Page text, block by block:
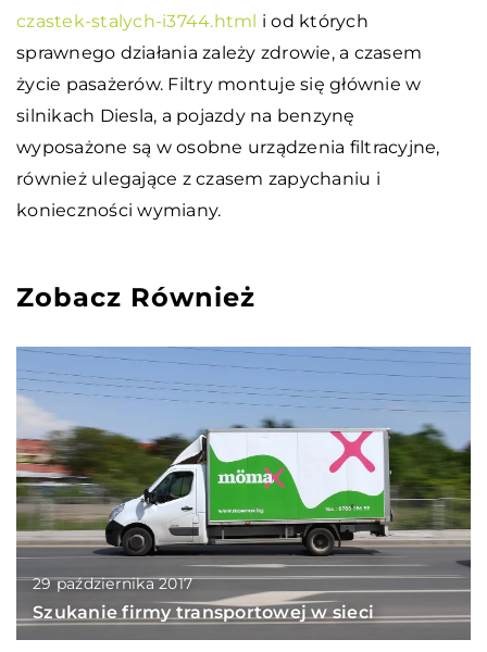
czastek-stalych-i3744.html i od których
sprawnego działania zależy zdrowie, a czasem
życie pasażerów. Filtry montuje się głównie w
silnikach Diesla, a pojazdy na benzynę
wyposażone są w osobne urządzenia filtracyjne,
również ulegające z czasem zapychaniu i
konieczności wymiany.
Zobacz Również
29 października 2017
Szukanie firmy transportowej w sieci